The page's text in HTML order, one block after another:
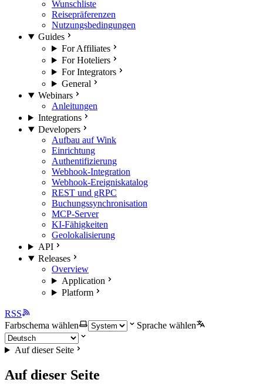
Wunschliste
Reisepräferenzen
Nutzungsbedingungen
Guides
For Affiliates
For Hoteliers
For Integrators
General
Webinars
Anleitungen
Integrations
Developers
Aufbau auf Wink
Einrichtung
Authentifizierung
Webhook-Integration
Webhook-Ereigniskatalog
REST und gRPC
Buchungssynchronisation
MCP-Server
KI-Fähigkeiten
Geolokalisierung
API
Releases
Overview
Application
Platform
RSS
Farbschema wählen
Sprache wählen
Auf dieser Seite
Auf dieser Seite